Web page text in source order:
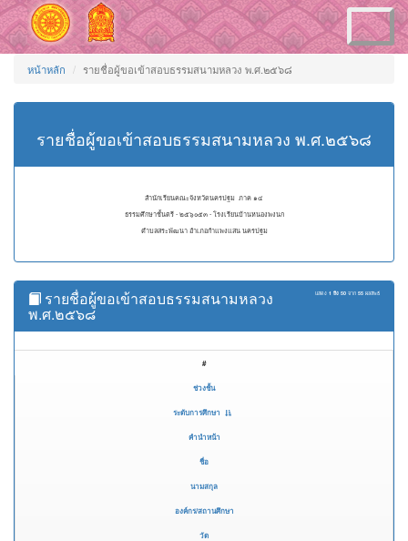
Toggle
navigation
หน้าหลัก รายชื่อผู้ขอเข้าสอบธรรมสนามหลวง พ.ศ.๒๕๖๘
รายชื่อผู้ขอเข้าสอบธรรมสนามหลวง พ.ศ.๒๕๖๘
สำนักเรียนคณะจังหวัดนครปฐม ภาค ๑๔
ธรรมศึกษาชั้นตรี - ๒๕๖๐๕๓ - โรงเรียนบ้านหนองพงนก
ตำบลสระพัฒนา อำเภอกำแพงแสน นครปฐม
แสดง 1 ถึง 50 จาก 55 ผลลัพธ์
รายชื่อผู้ขอเข้าสอบธรรมสนามหลวง
พ.ศ.๒๕๖๘
#
ช่วงชั้น
ระดับการศึกษา
คำนำหน้า
ชื่อ
นามสกุล
องค์กร/สถานศึกษา
วัด